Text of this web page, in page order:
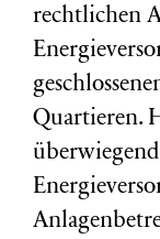
rechtlichen
Quartieren.